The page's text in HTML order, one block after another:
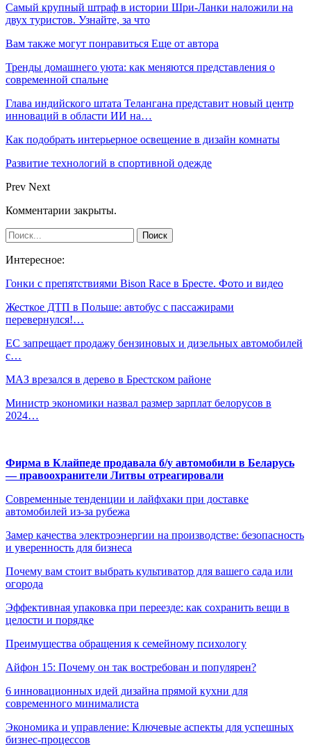
Самый крупный штраф в истории Шри-Ланки наложили на
двух туристов. Узнайте, за что
Вам также могут понравиться Еще от автора
Тренды домашнего уюта: как меняются представления о
современной спальне
Глава индийского штата Телангана представит новый центр
инноваций в области ИИ на…
Как подобрать интерьерное освещение в дизайн комнаты
Развитие технологий в спортивной одежде
Prev Next
Комментарии закрыты.
Интересное:
Гонки с препятствиями Bison Race в Бресте. Фото и видео
Жесткое ДТП в Польше: автобус с пассажирами
перевернулся!…
ЕС запрещает продажу бензиновых и дизельных автомобилей
с…
МАЗ врезался в дерево в Брестском районе
Министр экономики назвал размер зарплат белорусов в
2024…
Фирма в Клайпеде продавала б/у автомобили в Беларусь
— правоохранители Литвы отреагировали
Современные тенденции и лайфхаки при доставке
автомобилей из-за рубежа
Замер качества электроэнергии на производстве: безопасность
и уверенность для бизнеса
Почему вам стоит выбрать культиватор для вашего сада или
огорода
Эффективная упаковка при переезде: как сохранить вещи в
целости и порядке
Преимущества обращения к семейному психологу
Айфон 15: Почему он так востребован и популярен?
6 инновационных идей дизайна прямой кухни для
современного минималиста
Экономика и управление: Ключевые аспекты для успешных
бизнес-процессов